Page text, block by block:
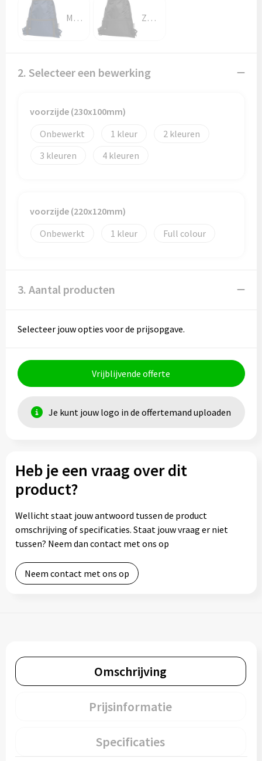
Marineblauw Zwart
2. Selecteer een bewerking
voorzijde (230x100mm)
Onbewerkt
1
2
3
4
voorzijde (220x120mm)
Onbewerkt
1 Full colour
3. Aantal producten
Selecteer jouw opties voor de prijsopgave.
Vrijblijvende offerte
Je kunt jouw logo in de offertemand uploaden
Heb je een vraag over dit
product?
Wellicht staat jouw antwoord tussen de product
omschrijving of specificaties. Staat jouw vraag er niet
tussen? Neem dan contact met ons op
Neem contact met ons op
Omschrijving
Prijsinformatie
Specificaties